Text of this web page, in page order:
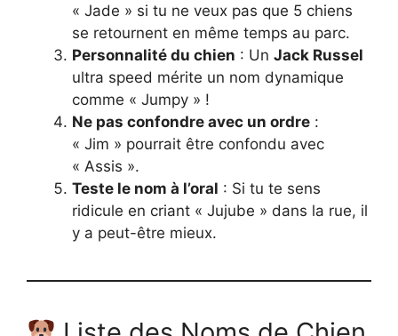
« Jade » si tu ne veux pas que 5 chiens
se retournent en même temps au parc.
Personnalité du chien : Un Jack Russel
ultra speed mérite un nom dynamique
comme « Jumpy » !
Ne pas confondre avec un ordre :
« Jim » pourrait être confondu avec
« Assis ».
Teste le nom à l’oral : Si tu te sens
ridicule en criant « Jujube » dans la rue, il
y a peut-être mieux.